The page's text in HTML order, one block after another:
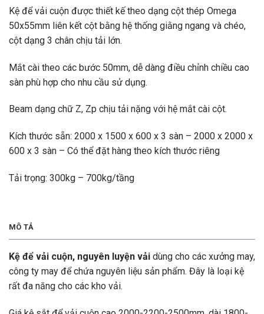
Kệ để vải cuộn được thiết kế theo dạng cột thép Omega
50x55mm liên kết cột bằng hệ thống giằng ngang và chéo,
cột dạng 3 chân chịu tải lớn.
Mắt cài theo các bước 50mm, dễ dàng điều chỉnh chiều cao
sàn phù hợp cho nhu cầu sử dụng.
Beam dạng chữ Z, Zp chịu tải nặng với hệ mắt cài cột.
Kích thước sẵn: 2000 x 1500 x 600 x 3 sàn – 2000 x 2000 x
600 x 3 sàn – Có thể đặt hàng theo kích thước riêng
Tải trọng: 300kg – 700kg/tầng
MÔ TẢ
Kệ để vải cuộn, nguyên luyện vải dùng cho các xưởng may,
công ty may để chứa nguyên liệu sản phẩm. Đây là loại kệ
rất đa năng cho các kho vải.